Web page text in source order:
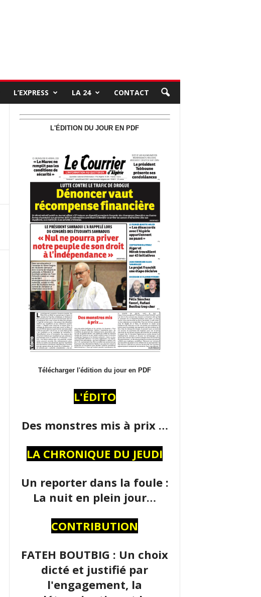
L’EXPRESS LA 24 CONTACT
L'ÉDITION DU JOUR EN PDF
Télécharger l'édition du jour en PDF
L'ÉDITO
Des monstres mis à prix …
LA CHRONIQUE DU JEUDI
Un reporter dans la foule :
La nuit en plein jour…
CONTRIBUTION
FATEH BOUTBIG : Un choix
dicté et justifié par
l'engagement, la